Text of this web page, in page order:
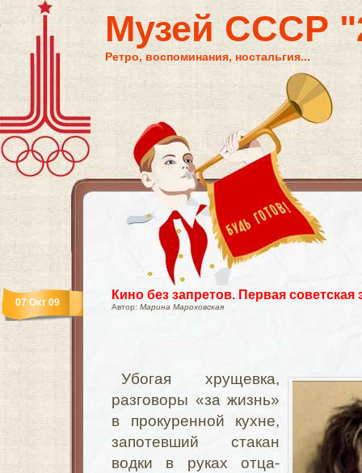
Музей СССР
Ретро, воспоминания, ностальгия...
Кино без запретов. Первая советская
Автор: Марина Мароховская
07 Окт 09
Убогая хрущевка,
разговоры «за жизнь»
в прокуренной кухне,
запотевший стакан
водки в руках отца-